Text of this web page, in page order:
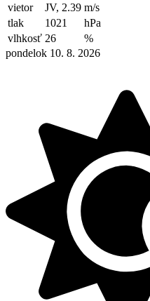
vietor
JV, 2.39 m/s
tlak
1021
hPa
vlhkosť 26
%
pondelok 10. 8. 2026